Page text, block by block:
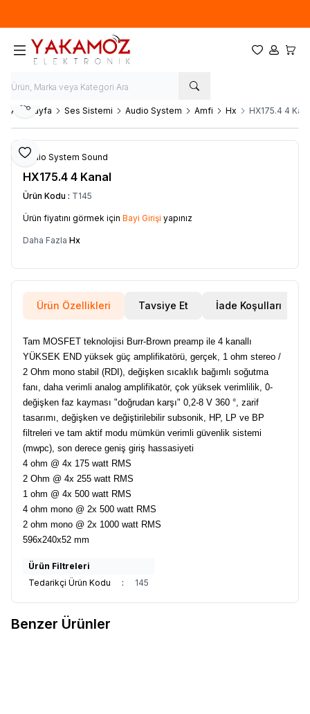
Favorilerim
Hesabım
Ana Sayfa Ses Sistemi Audio System Amfi Hx HX175.4 4
Favoriye Ekle
Paylaş
Audio System Sound
HX175.4 4 Kanal
Ürün Kodu : T145
Ürün fiyatını görmek için Bayi Girişi yapınız
Daha Fazla Hx
Ürün Özellikleri Tavsiye Et İade Koşulları
Tam MOSFET teknolojisi Burr-Brown preamp ile 4 kanallı
YÜKSEK END yüksek güç amplifikatörü, gerçek, 1 ohm stereo /
2 Ohm mono stabil (RDI), değişken sıcaklık bağımlı soğutma
fanı, daha verimli analog amplifikatör, çok yüksek verimlilik, 0-
değişken faz kayması "doğrudan karşı" 0,2-8 V 360 °, zarif
tasarımı, değişken ve değiştirilebilir subsonik, HP, LP ve BP
filtreleri ve tam aktif modu mümkün verimli güvenlik sistemi
(mwpc), son derece geniş giriş hassasiyeti
4 ohm @ 4x 175 watt RMS
2 Ohm @ 4x 255 watt RMS
1 ohm @ 4x 500 watt RMS
4 ohm mono @ 2x 500 watt RMS
2 ohm mono @ 2x 1000 watt RMS
596x240x52 mm
Ürün Filtreleri
Tedarikçi Ürün Kodu
: 145
Benzer Ürünler